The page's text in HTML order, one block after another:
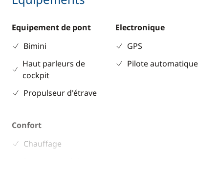
Equipement de pont
Bimini
Haut parleurs de
cockpit
Propulseur d'étrave
Electronique
GPS
Pilote automatique
Confort
Chauffage